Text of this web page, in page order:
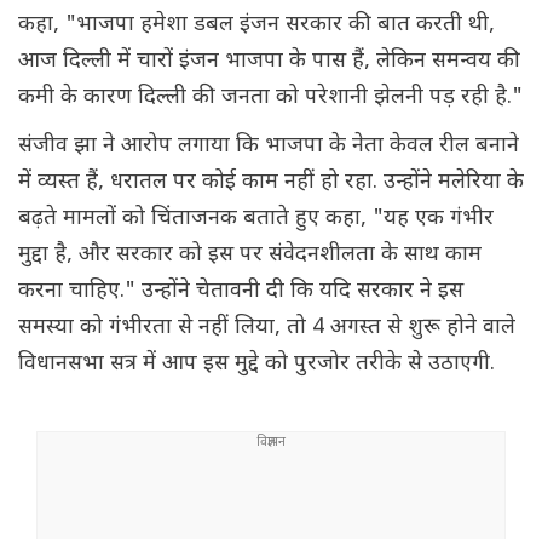
कहा, "भाजपा हमेशा डबल इंजन सरकार की बात करती थी,
आज दिल्ली में चारों इंजन भाजपा के पास हैं, लेकिन समन्वय की
कमी के कारण दिल्ली की जनता को परेशानी झेलनी पड़ रही है."
संजीव झा ने आरोप लगाया कि भाजपा के नेता केवल रील बनाने
में व्यस्त हैं, धरातल पर कोई काम नहीं हो रहा. उन्होंने मलेरिया के
बढ़ते मामलों को चिंताजनक बताते हुए कहा, "यह एक गंभीर
मुद्दा है, और सरकार को इस पर संवेदनशीलता के साथ काम
करना चाहिए." उन्होंने चेतावनी दी कि यदि सरकार ने इस
समस्या को गंभीरता से नहीं लिया, तो 4 अगस्त से शुरू होने वाले
विधानसभा सत्र में आप इस मुद्दे को पुरजोर तरीके से उठाएगी.